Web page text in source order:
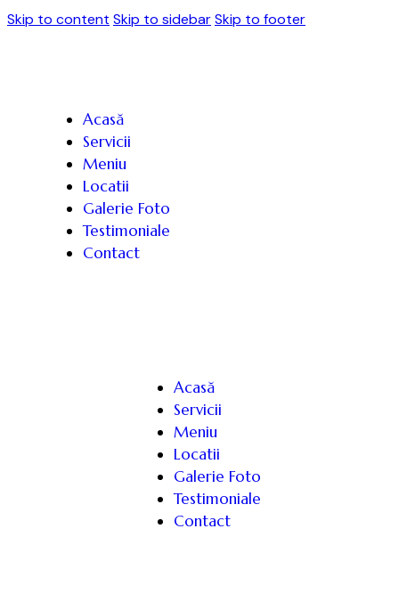
Skip to content Skip to sidebarSkip to footer
Acasă
Servicii
Meniu
Locatii
Galerie Foto
Testimoniale
Contact
Acasă
Servicii
Meniu
Locatii
Galerie Foto
Testimoniale
Contact